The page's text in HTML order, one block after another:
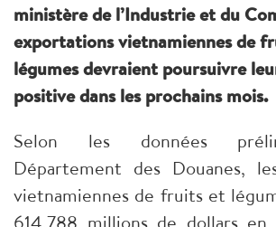
ministère de l’Industrie et du
exportations vietnamiennes de
légumes devraient poursuivre
positive dans les prochains mois.
Selon les données
Département des Douanes,
vietnamiennes de fruits et
614,788 millions de dollars